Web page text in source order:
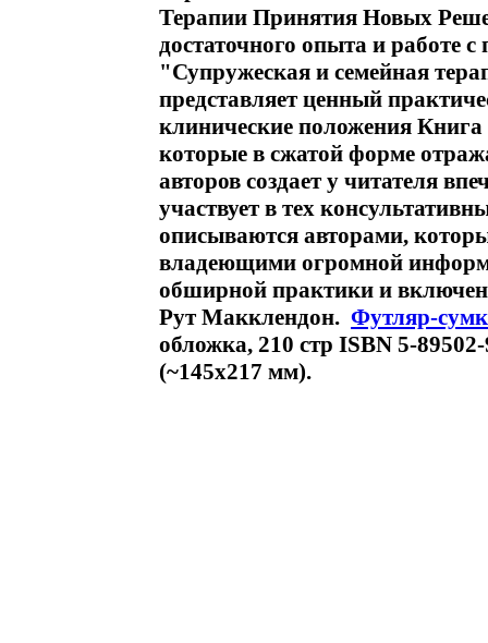
Терапии Принятия Новых
достаточного опыта и работе
"Супружеская и семейная
представляет ценный
клинические положения
которые в сжатой форме
авторов создает у читателя
участвует в тех
описываются авторами,
владеющими огромной
обширной практики и
Рут Макклендон. Футляр-
обложка, 210 стр ISBN 5-
(~145х217 мм).